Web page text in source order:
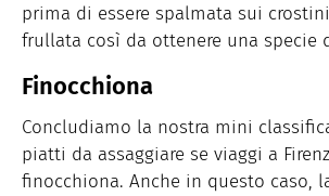
prima di essere spalmata sui
frullata così da ottenere una specie
Finocchiona
Concludiamo la nostra mini
piatti da assaggiare se viaggi a
finocchiona. Anche in questo caso,